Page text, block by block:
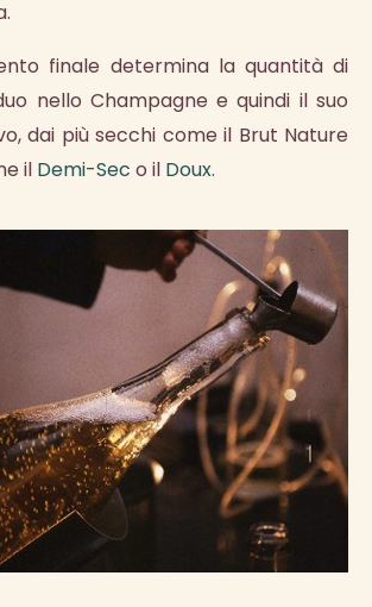
finale determina la quantità di
nello Champagne e quindi il suo
dai più secchi come il Brut Nature
il Demi-Sec o il Doux.